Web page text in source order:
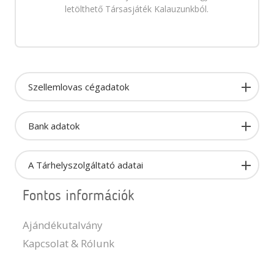
letölthető Társasjáték Kalauzunkból.
Szellemlovas cégadatok
Bank adatok
A Tárhelyszolgáltató adatai
Fontos információk
Ajándékutalvány
Kapcsolat & Rólunk